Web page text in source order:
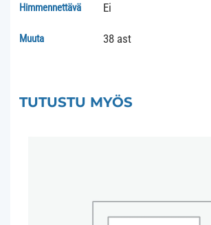
Himmennettävä Ei
Muuta 38 ast
TUTUSTU MYÖS